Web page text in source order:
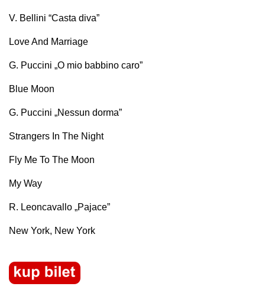
V. Bellini “Casta diva”
Love And Marriage
G. Puccini „O mio babbino caro”
Blue Moon
G. Puccini „Nessun dorma”
Strangers In The Night
Fly Me To The Moon
My Way
R. Leoncavallo „Pajace”
New York, New York